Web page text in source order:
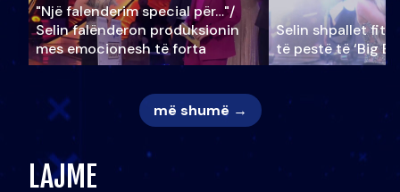
"Një falenderim special për…"/
Selin falënderon produksionin
mes emocionesh të forta
Selin shpallet
të pestë të ‘Big
më shumë →
LAJME